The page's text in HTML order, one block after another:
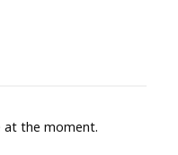
at the moment.